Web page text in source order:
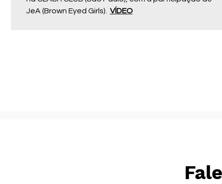
JeA (Brown Eyed Girls).
VÍDEO